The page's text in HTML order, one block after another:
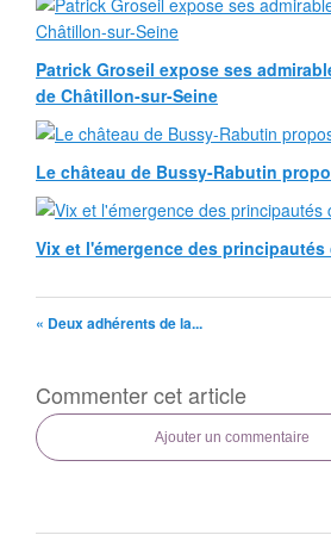
Patrick Groseil expose ses
de Châtillon-sur-Seine
Le château de Bussy-Rabutin
Vix et l'émergence des principautés
« Deux adhérents de la...
Commenter cet article
Ajouter un commentaire